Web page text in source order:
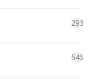
293
545